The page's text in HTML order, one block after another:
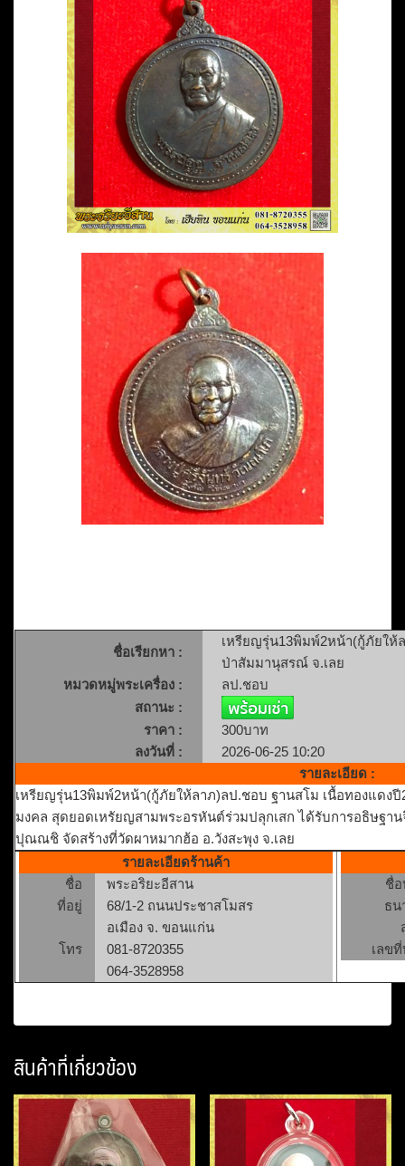
ชื่อเรียกหา :
เหรียญรุ่น13พิมพ์2หน้า(กู้ภัยให้
ป่าสัมมานุสรณ์ จ.เลย
หมวดหมู่พระเครื่อง :
ลป.ชอบ
สถานะ :
ราคา :
300บาท
ลงวันที่ :
2026-06-25 10:20
รายละเอียด :
เหรียญรุ่น13พิมพ์2หน้า(กู้ภัยให้ลาภ)ลป.ชอบ ฐานสโม เนื้อทองแดง
มงคล สุดยอดเหรัยญสามพระอรหันต์ร่วมปลุกเสก ได้รับการอธิษฐ
ปุณณชิ จัดสร้างที่วัดผาหมากฮ้อ อ.วังสะพุง จ.เลย
รายละเอียดร้านค้า
ชื่อ
พระอริยะอีสาน
ที่อยู่
68/1-2 ถนนประชาสโมสร
อเมือง จ. ขอนแก่น
โทร
081-8720355
064-3528958
ชื่
ธน
เลข
สินค้าที่เกี่ยวข้อง